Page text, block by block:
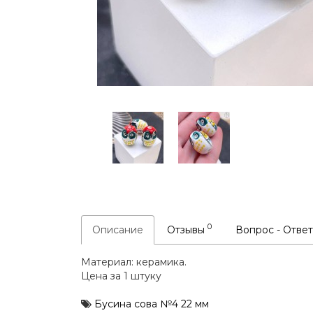
Описание Отзывы 0 Вопрос -
Материал: керамика.
Цена за 1 штуку
Бусина сова №4 22 мм